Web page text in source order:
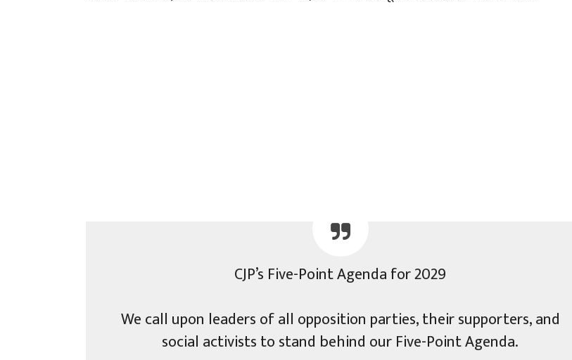
CJP’s Five-Point Agenda for 2029
We call upon leaders of all opposition parties, their supporters, and
social activists to stand behind our Five-Point Agenda.